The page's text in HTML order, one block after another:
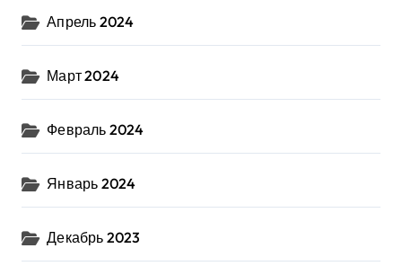
Апрель 2024
Март 2024
Февраль 2024
Январь 2024
Декабрь 2023